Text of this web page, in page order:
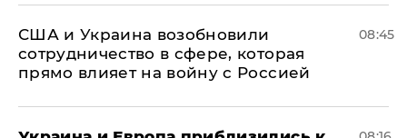
США и Украина возобновили
сотрудничество в сфере, которая
прямо влияет на войну с Россией
08:45